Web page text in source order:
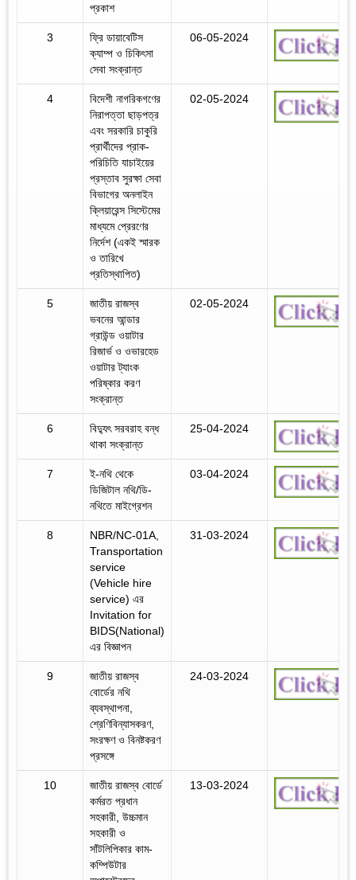
প্রকাশ
3
ফ্রি ডায়াবেটিস
ক্যাম্প ও চিকিৎসা
সেবা সংক্রান্ত
06-05-2024
4
বিদেশী নাগরিকগণের
নিরাপত্তা ছাড়পত্র
এবং সরকারি চাকুরি
প্রার্থীদের প্রাক-
পরিচিতি যাচাইয়ের
প্রস্তাব সুরক্ষা সেবা
বিভাগের অনলাইন
ক্লিয়ারেন্স সিস্টেমের
মাধ্যমে প্রেরণের
নির্দেশ (একই স্মারক
ও তারিখে
প্রতিস্থাপিত)
02-05-2024
5
জাতীয় রাজস্ব
ভবনের আন্ডার
গ্রাউন্ড ওয়াটার
রিজার্ভ ও ওভারহেড
ওয়াটার ট্যাংক
পরিষ্কার করণ
সংক্রান্ত
02-05-2024
6
বিদ্যুৎ সরবরাহ বন্ধ
থাকা সংক্রান্ত
25-04-2024
7
ই-নথি থেকে
ডিজিটাল নথি/ডি-
নথিতে মাইগ্রেশন
03-04-2024
8
NBR/NC-01A,
Transportation
service
(Vehicle hire
service) এর
Invitation for
BIDS(National)
এর বিজ্ঞাপন
31-03-2024
9
জাতীয় রাজস্ব
বোর্ডের নথি
ব্যবস্থাপনা,
শ্রেণিবিন্যাসকরণ,
সংরক্ষণ ও বিনষ্টকরণ
প্রসঙ্গে
24-03-2024
10
জাতীয় রাজস্ব বোর্ডে
কর্মরত প্রধান
সহকারী, উচ্চমান
সহকারী ও
সাঁটলিপিকার কাম-
কম্পিউটার
13-03-2024